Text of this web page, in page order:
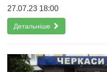
27.07.23 18:00
Детальніше